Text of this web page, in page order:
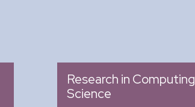
Research in Computing
Science